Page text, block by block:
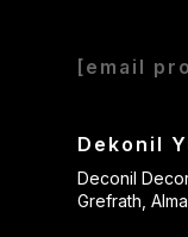
[email
Dekonil
Deconil
Grefrath,